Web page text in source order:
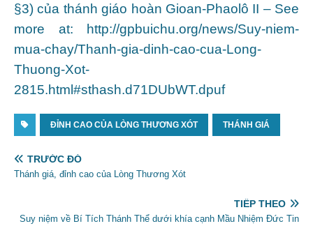
§3) của thánh giáo hoàn Gioan-Phaolô II – See
more at: http://gpbuichu.org/news/Suy-niem-
mua-chay/Thanh-gia-dinh-cao-cua-Long-
Thuong-Xot-
2815.html#sthash.d71DUbWT.dpuf
ĐỈNH CAO CỦA LÒNG THƯƠNG XÓT THÁNH GIÁ
TRƯỚC ĐÓ
Thánh giá, đỉnh cao của Lòng Thương Xót
TIẾP THEO
Suy niệm về Bí Tích Thánh Thể dưới khía cạnh Mầu Nhiệm Đức Tin